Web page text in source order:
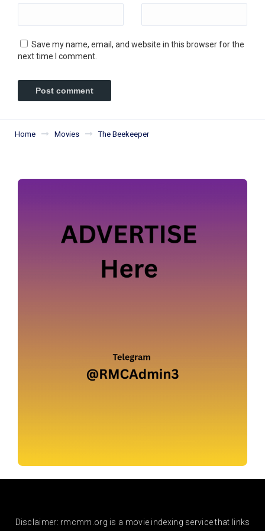
Save my name, email, and website in this browser for the
next time I comment.
Home Movies The Beekeeper
Disclaimer: rmcmm.org is a movie indexing service that links